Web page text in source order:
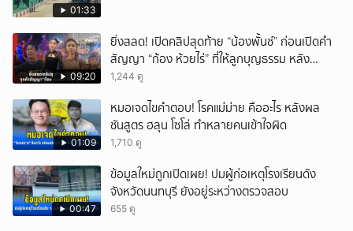
01:33
09:20
ยิ่งสลด! เปิดคลิปสุดท้าย “น้องพั้นช์” ก่อนเปิดคำ
สัญญา “ก้อง ห้วยไร่” ที่ให้ลูกบุญธรรม หลัง
ลาโลก!
1,244 ดู
01:09
หมอเจดไขคำตอบ! โรคแม่ม่าย คืออะไร หลังผล
ชันสูตร ฮลุน โซโล่ ทำหลายคนเข้าใจผิด
1,710 ดู
00:47
ข้อมูลใหม่ถูกเปิดเผย! ปมผู้ก่อเหตุโรงเรียนดัง
จังหวัดนนทบุรี ยังอยู่ระหว่างตรวจสอบ
655 ดู